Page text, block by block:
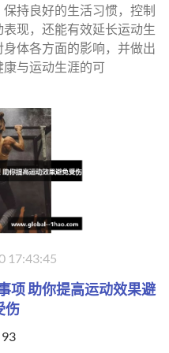
持良好的生活习惯，控制
现，还能有效延长运动生
体各方面的影响，并做出
与运动生涯的可
17:43:45
项 助你提高运动效果避
伤
93